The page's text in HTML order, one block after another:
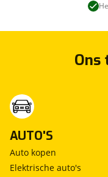
Ons
AUTO'S
Auto kopen
Elektrische auto's